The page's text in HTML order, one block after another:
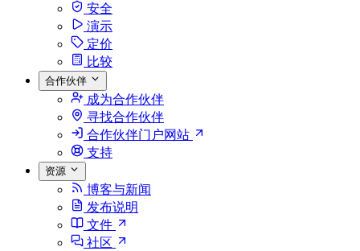
安全
演示
定价
比较
合作伙伴
成为合作伙伴
寻找合作伙伴
合作伙伴门户网站
支持
资源
博客与新闻
发布说明
文件
社区